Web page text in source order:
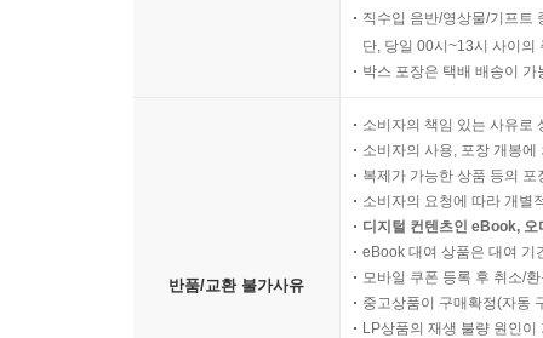
직수입 음반/영상물/기프트
단, 당일 00시~13시 사이의
박스 포장은 택배 배송이
반품/교환 불가사유
소비자의 책임 있는 사유로
소비자의 사용, 포장 개봉
복제가 가능한 상품 등의
소비자의 요청에 따라 개별
디지털 컨텐츠인 eBook,
eBook 대여 상품은 대여 기
모바일 쿠폰 등록 후 취소/
중고상품이 구매확정(자동
LP상품의 재생 불량 원인